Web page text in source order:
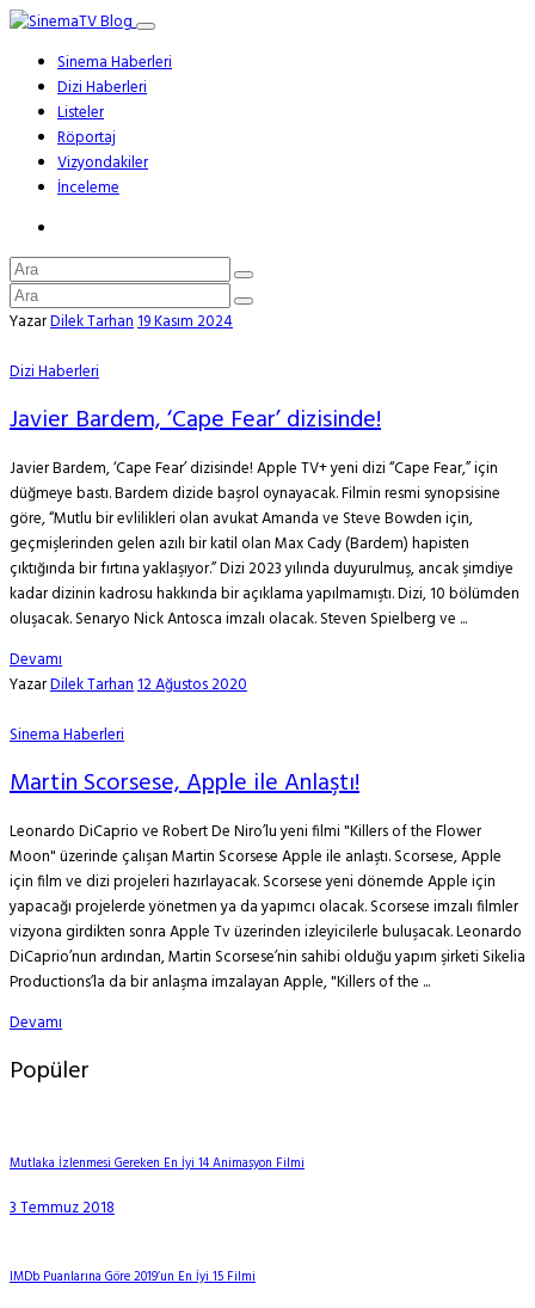
Sinema Haberleri
Dizi Haberleri
Listeler
Röportaj
Vizyondakiler
İnceleme
YazarDilek Tarhan19 Kasım 2024
Dizi Haberleri
Javier Bardem, ‘Cape Fear’ dizisinde!
Javier Bardem, ‘Cape Fear’ dizisinde! Apple TV+ yeni dizi “Cape Fear,” için
düğmeye bastı. Bardem dizide başrol oynayacak. Filmin resmi synopsisine
göre, “Mutlu bir evlilikleri olan avukat Amanda ve Steve Bowden için,
geçmişlerinden gelen azılı bir katil olan Max Cady (Bardem) hapisten
çıktığında bir fırtına yaklaşıyor.” Dizi 2023 yılında duyurulmuş, ancak şimdiye
kadar dizinin kadrosu hakkında bir açıklama yapılmamıştı. Dizi, 10 bölümden
oluşacak. Senaryo Nick Antosca imzalı olacak. Steven Spielberg ve ...
Devamı
YazarDilek Tarhan12 Ağustos 2020
Sinema Haberleri
Martin Scorsese, Apple ile Anlaştı!
Leonardo DiCaprio ve Robert De Niro’lu yeni filmi "Killers of the Flower
Moon" üzerinde çalışan Martin Scorsese Apple ile anlaştı. Scorsese, Apple
için film ve dizi projeleri hazırlayacak. Scorsese yeni dönemde Apple için
yapacağı projelerde yönetmen ya da yapımcı olacak. Scorsese imzalı filmler
vizyona girdikten sonra Apple Tv üzerinden izleyicilerle buluşacak. Leonardo
DiCaprio’nun ardından, Martin Scorsese’nin sahibi olduğu yapım şirketi Sikelia
Productions’la da bir anlaşma imzalayan Apple, "Killers of the ...
Devamı
Popüler
Mutlaka İzlenmesi Gereken En İyi 14 Animasyon Filmi
3 Temmuz 2018
IMDb Puanlarına Göre 2019’un En İyi 15 Filmi